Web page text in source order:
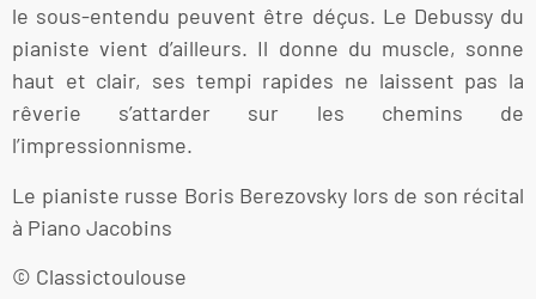
le sous-entendu peuvent être déçus. Le Debussy du
pianiste vient d’ailleurs. Il donne du muscle, sonne
haut et clair, ses tempi rapides ne laissent pas la
rêverie s’attarder sur les chemins de
l’impressionnisme.
Le pianiste russe Boris Berezovsky lors de son récital
à Piano Jacobins
© Classictoulouse